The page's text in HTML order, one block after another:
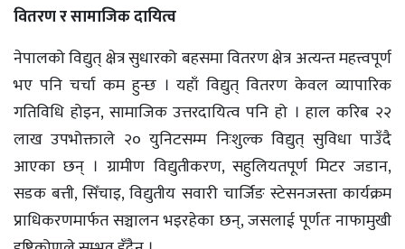
वितरण र सामाजिक दायित्व
नेपालको विद्युत् क्षेत्र सुधारको बहसमा वितरण क्षेत्र अत्यन्त महत्त्वपूर्ण
भए पनि चर्चा कम हुन्छ । यहाँ विद्युत् वितरण केवल व्यापारिक
गतिविधि होइन, सामाजिक उत्तरदायित्व पनि हो । हाल करिब २२
लाख उपभोक्ताले २० युनिटसम्म निःशुल्क विद्युत् सुविधा पाउँदै
आएका छन् । ग्रामीण विद्युतीकरण, सहुलियतपूर्ण मिटर जडान,
सडक बत्ती, सिँचाइ, विद्युतीय सवारी चार्जिङ स्टेसनजस्ता कार्यक्रम
प्राधिकरणमार्फत सञ्चालन भइरहेका छन्, जसलाई पूर्णतः नाफामुखी